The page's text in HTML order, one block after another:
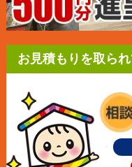
お見積もりを取ら